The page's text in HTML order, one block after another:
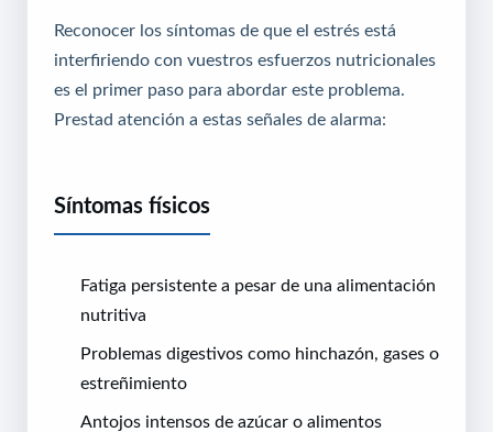
Reconocer los síntomas de que el estrés está
interfiriendo con vuestros esfuerzos nutricionales
es el primer paso para abordar este problema.
Prestad atención a estas señales de alarma:
Síntomas físicos
Fatiga persistente a pesar de una alimentación
nutritiva
Problemas digestivos como hinchazón, gases o
estreñimiento
Antojos intensos de azúcar o alimentos